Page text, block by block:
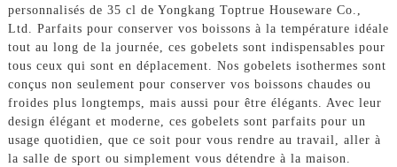
personnalisés de 35 cl de Yongkang Toptrue Houseware Co.,
Ltd. Parfaits pour conserver vos boissons à la température idéale
tout au long de la journée, ces gobelets sont indispensables pour
tous ceux qui sont en déplacement. Nos gobelets isothermes sont
conçus non seulement pour conserver vos boissons chaudes ou
froides plus longtemps, mais aussi pour être élégants. Avec leur
design élégant et moderne, ces gobelets sont parfaits pour un
usage quotidien, que ce soit pour vous rendre au travail, aller à
la salle de sport ou simplement vous détendre à la maison.